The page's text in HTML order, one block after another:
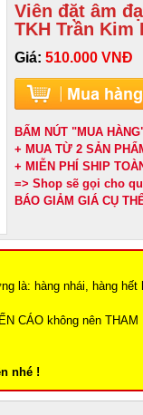
Viên đặt âm
TKH Trần Kim
Giá: 510.000 VNĐ
BẤM NÚT "MUA
+ MUA TỪ 2 SẢN
+ MIỄN PHÍ SHIP
=> Shop sẽ gọi cho
BÁO GIẢM GIÁ CỤ
là: hàng nhái, hàng
CÁO không nên
nhé !